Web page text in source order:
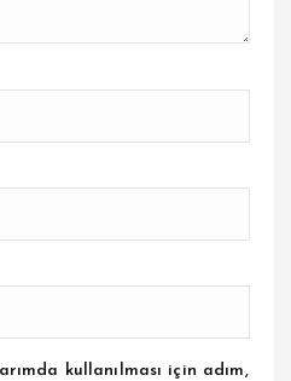
kullanılması için adım,